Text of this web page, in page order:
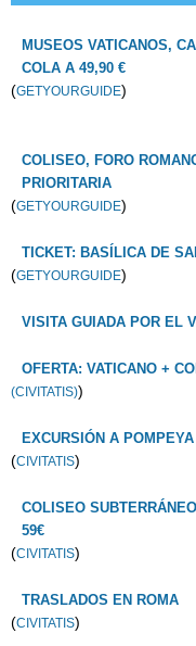
MUSEOS VATICANOS,
COLA A 49,90 €
(GETYOURGUIDE)
COLISEO, FORO
PRIORITARIA
(GETYOURGUIDE)
TICKET: BASÍLICA DE
(GETYOURGUIDE)
VISITA GUIADA POR EL
OFERTA: VATICANO +
(CIVITATIS))
EXCURSIÓN A
(CIVITATIS)
COLISEO
59€
(CIVITATIS)
TRASLADOS EN ROMA
(CIVITATIS)